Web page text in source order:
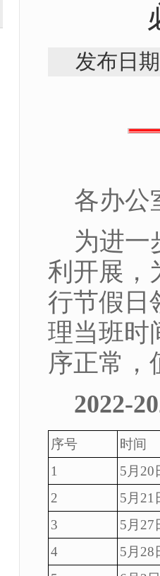
发布日
各办公
为进一
利开展，
行节假日
理当班时
序正常，
2022-
序号
时间
1
5月20
2
5月21
3
5月27
4
5月28